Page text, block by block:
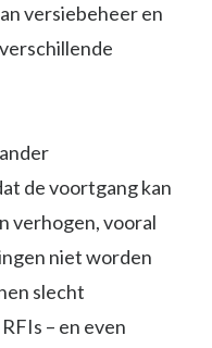
versiebeheer en
de voortgang kan
verhogen, vooral
niet worden
slecht
– en even